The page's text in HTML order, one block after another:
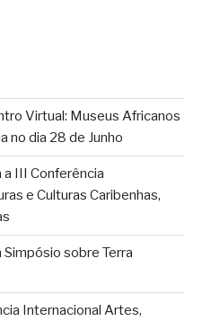
Virtual: Museus Africanos
no dia 28 de Junho
a III Conferência
e Culturas Caribenhas,
sobre Terra
Internacional Artes,